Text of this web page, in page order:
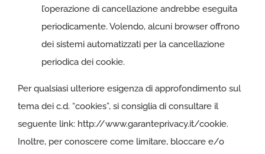
l’operazione di cancellazione andrebbe eseguita
periodicamente. Volendo, alcuni browser offrono
dei sistemi automatizzati per la cancellazione
periodica dei cookie.
Per qualsiasi ulteriore esigenza di approfondimento sul
tema dei c.d. “cookies”, si consiglia di consultare il
seguente link: http://www.garanteprivacy.it/cookie.
Inoltre, per conoscere come limitare, bloccare e/o